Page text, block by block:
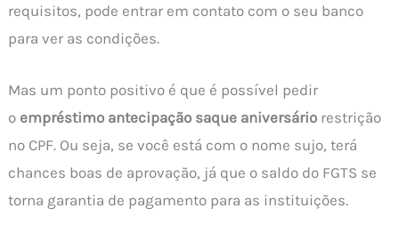
requisitos, pode entrar em contato com o seu banco
para ver as condições.
Mas um ponto positivo é que é possível pedir
o empréstimo antecipação saque aniversário restrição
no CPF. Ou seja, se você está com o nome sujo, terá
chances boas de aprovação, já que o saldo do FGTS se
torna garantia de pagamento para as instituições.